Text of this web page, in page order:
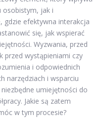
osobistym, jak i
gdzie efektywna interakcja
się, jak wspierać
Wyzwania, przed
przed wystąpieniami czy
i odpowiednich
narzędziach i wsparciu
umiejętności do
Jakie są zatem
w tym procesie?